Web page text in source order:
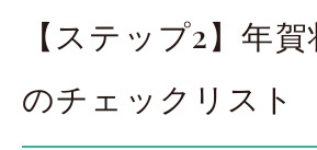
【ステップ2】年
のチェックリスト